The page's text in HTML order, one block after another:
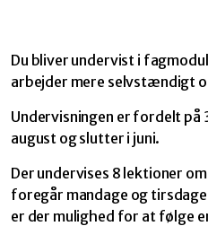
Du bliver undervist i
arbejder mere selvstændigt
Undervisningen er fordelt på
august og slutter i juni.
Der undervises 8 lektioner
foregår mandage og tirsdage
er der mulighed for at følge